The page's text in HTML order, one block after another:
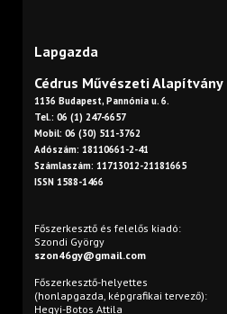
Lapgazda
Cédrus Művészeti Alapítvány
1136 Budapest, Pannónia u. 6.
Tel.: 06 (1) 247-6657
Mobil: 06 (30) 511-3762
Adószám: 18110661-2-41
Számlaszám: 11713012-21181665
ISSN 1588-1466
Főszerkesztő és felelős kiadó:
Szondi György
szon46gy@gmail.com
Főszerkesztő-helyettes
(honlapgazda, képgrafikai tervező):
Hegyi-Botos Attila